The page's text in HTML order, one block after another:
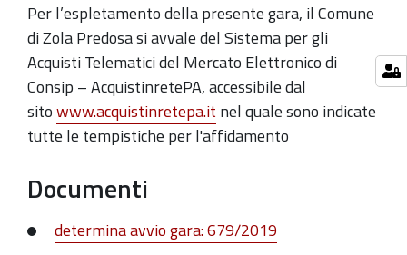
Per l’espletamento della presente gara, il Comune
di Zola Predosa si avvale delSistema per gli
Acquisti Telematici del Mercato Elettronico di
Consip – AcquistinretePA, accessibile dal
sitowww.acquistinretepa.it nel quale sono indicate
tutte le tempistiche per l'affidamento
Documenti
determina avvio gara: 679/2019